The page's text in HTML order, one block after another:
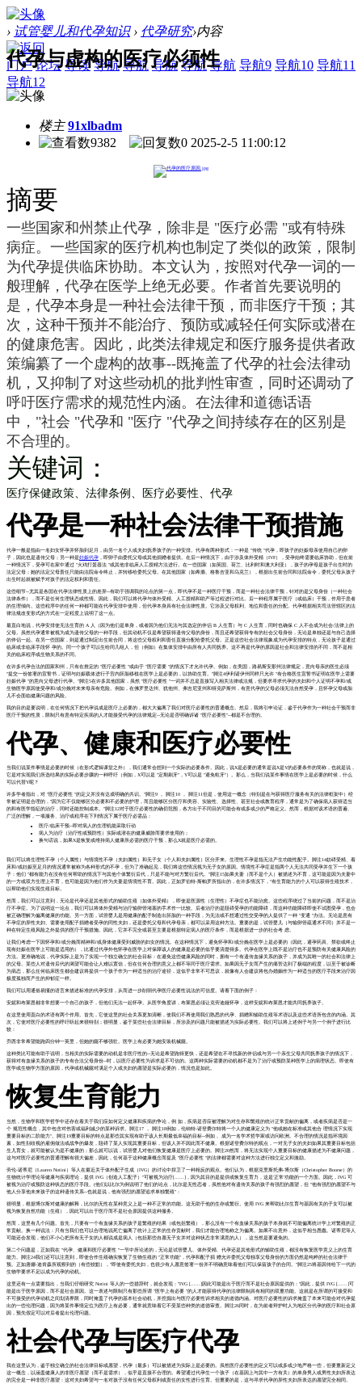
› 试管婴儿和代孕知识 › 代孕研究›内容
门户 论坛 导读 导航 导航 导航 导航 导航 导航9 导航10 导航11
导航12
代孕与虚构的医疗必须性
楼主 91xlbadm
9382
0 2025-2-5 11:00:12
摘要
一些国家和州禁止代孕，除非是 "医疗必需 "或有特殊
病症。一些国家的医疗机构也制定了类似的政策，限制
为代孕提供临床协助。本文认为，按照对代孕一词的一
般理解，代孕在医学上绝无必要。作者首先要说明的
是，代孕本身是一种社会法律干预，而非医疗干预；其
次，这种干预并不能治疗、预防或减轻任何实际或潜在
的健康危害。因此，此类法律规定和医疗服务提供者政
策编纂了一个虚构的故事--既掩盖了代孕的社会法律动
机，又抑制了对这些动机的批判性审查，同时还调动了
呼吁医疗需求的规范性内涵。在法律和道德话语
中，"社会 "代孕和 "医疗 "代孕之间持续存在的区别是
不合理的。
关键词：
医疗保健政策、 法律条例、 医疗必要性、 代孕
代孕是一种社会法律干预措施
代孕一般是指由一名妇女怀孕并怀胎到足月，由另一名个人或夫妇抚养孩子的一种安排。代孕有两种形式：一种是 "传统 "代孕，即孩子的妊娠母亲使用自己的卵
子，因此也是遗传父母；另一种是妊娠代孕 ，即卵子由委托父母或其他捐赠者提供。在后一种情况下，由于涉及体外受精（IVF），受孕始终需要临床协助，但在前
一种情况下，受孕可在家中通过 "火鸡打蛋器法 "或其他非临床人工授精方法进行。在一些国家（如英国、荷兰、比利时和澳大利亚），孩子的孕母是孩子出生时的
法定父母；她的法定父母责任只能由法院命令终止，并转移给委托父母。在其他国家（如希腊、格鲁吉亚和乌克兰），根据出生前合同和法院命令，委托父母从孩子
出生时起就被赋予对孩子的法定权利和责任。
这些细节--尤其是各国在代孕法律性质上的差异--有助于强调我的论点的第一点，即代孕不是一种医疗干预，而是一种社会法律干预，针对的是父母身份（一种社会
法律条件），而不是任何生理状态或性情。因此，我们可以将代孕与体外受精、人工授精和助产等过程进行对比。后一种程序属于医疗（或临床）干预，作用于患者
的生理倾向。这些程序中的任何一种都可能在代孕安排中使用，但代孕本身具有社会法律性质。它涉及父母权利、地位和责任的分配。代孕根据相关司法管辖区的法
律法规改变形式的方式在一定程度上说明了这一点。
最直白地说，代孕安排使无法生育的 A 人（因为他们是单身，或者因为他们无法与其选定的伴侣 B 人生育）与 C 人生育，同时也确保 C 人不会成为社会/法律上的
父母。虽然代孕通常被视为成为遗传父母的一种手段，但其动机不仅是希望获得遗传父母的身份，而且还希望获得专有的社会父母身份，无论是单独还是与自己选择
的伴侣一起。在另一些国家，则是通过制定出生前合同，将这些父母权利和责任直接分配给委托父母。正是这些社会法律现象成为代孕安排的特点，无论孩子是通过
临床或非临床手段怀 孕的。同一个孩子可以生给同几组人，但（例如）在集体安排中由所有人共同抚养。这不再是代孕的原因是社会和法律安排的不同，而不是相
关的临床程序或生物关系的不同。
在许多代孕合法的国家和州，只有在推定的 "医疗必要性 "或由于 "医疗需要 "的情况下才允许代孕。例如，在美国，路易斯安那州法律规定，意向母亲的医生必须
"提交一份签署的宣誓书，证明与妊娠载体进行子宫内胚胎移植在医学上是必要的，以协助生育。"脚注4伊利诺伊州同样只允许 "有合格医生宣誓书证明在医学上需要
妊娠代孕 "的意向父母进行代孕。"脚注5在许多其他国家，虽然 "医疗必要性 "一词并不总是直接写入相关法律或法规，但要求寻求代孕的夫妇和个人证明不孕和/或
生物医学原因使受孕和/或分娩对未来母亲有危险。例如，在佛罗里达州、犹他州、弗吉尼亚州和得克萨斯州，有意代孕的父母必须无法自然受孕，且怀孕父母或胎
儿不会面临健康问题的风险。
我的目的是要说明，在任何情况下把代孕说成是医疗上必要的，都大大偏离了我们对医疗必要性的普通概念。然后，我将引申论证，鉴于代孕作为一种社会干预而非
医疗干预的性质，限制只有患有特定疾病的人才能接受代孕的法律规定--无论是否明确诉诸 "医疗必要性"--都是不合理的。
代孕、健康和医疗必要性
当我们说某件事情是必要的时候（在形式逻辑课堂之外），我们通常会想到一个实际的必要条件。因此，说X是必要的通常是说X是Y的必要条件的简称，也就是说，
它是对实现我们所选结果的实际必要步骤的一种呼吁（例如，X可以是 "定期刷牙"，Y可以是 "避免蛀牙"）。那么，当我们说某件事情在医学上是必要的时候，什么
可以代替Y呢？
许多学者指出，对 "医疗必要性 "的定义并没有达成明确的共识。"脚注9 ， 脚注10 ， 脚注11但是，使用这一概念（特别是在与获得医疗服务有关的法律框架中）经
常被证明是合理的，"因为它不仅能够区分必要和不必要的护理，而且能够区分医疗和美容、实验性、选择性、甚至社会或教育程序，通常是为了确保病人获得适当
的和有医学指征的治疗，同时还能控制成本。"脚注12对于医疗必要性的确切范围，各方出于不同目的可能会有或多或少的严格定义。然而，根据对该术语的普遍、
广泛的理解，一项服务、治疗或程序在下列情况下属于医疗必需品：
医疗/临床干预--即对病人的生理机能采取行动
病人为治疗（治疗性或预防性）实际或潜在的健康威胁而要求使用的；
换句话说，如果X是恢复或维持病人健康所必需的医疗干预，那么X就是医疗必需的。
我们可以将生理性不孕（个人属性）与情境性不孕（夫妇属性）和无子女（个人和夫妇属性）区分开来。生理性不孕是指无法产生功能性配子。脚注14妨碍受精、着
床和/或妊娠至足月的情况通常被称为各种形式的不孕，但为了准确起见，我们将这些情况视为无子女的原因。情境性不孕症是指两个人无法共同受孕并生下一个孩
子：他们 "都有能力在没有任何帮助的情况下与其他个体繁衍后代，只是不能与对方繁衍后代。"脚注15如果夫妻（而不是个人）被描述为不育，这可能是因为夫妻中
的一方或双方生理上不育，也可能是因为他们作为夫妻是情境性不育。因此，正如罗伯特-斯帕罗所指出的，在许多情况下，"有生育能力的个人可以获得生殖技术，
以帮助他们实现生殖目标。
然而，我们可以注意到，无论是代孕还是其他形式的辅助生殖（如体外受精），即使是医源性（生理性）不孕症也不能治愈。这些程序绕过了当前的问题，而不是治
疗不孕症。为了说明这一论点，我们可以将体外受精与治疗输卵管堵塞的手术作一比较。后者治疗的是阻碍受孕的功能障碍，而这种功能障碍即使不试图受孕，也会
被正确理解为偏离健康的功能。另一方面，试管婴儿是用健康的配子制造出胚胎的一种手段，为无法或不想通过性交受孕的人提供了一种 "变通 "办法。无论是患有
不孕症的异性夫妇、需要使用配子捐赠者受孕的同性夫妇，还是委托父母和代孕母亲，都可以采用这种方法。重要的是，试管婴儿（与输卵管疏通术不同）并不是一
种在特定生殖风险之外提供的医疗干预措施。因此，它并不完全或甚至主要是根据特定病人的医疗条件，而是根据进一步的社会考 虑。
让我们考虑一下因怀孕和/或分娩而精神和/或身体健康受到威胁的妇女的情况。在这种情况下，避免怀孕和/或分娩在医学上是必要的（因此，避孕药具、禁欲或终止
现有妊娠在医学上可能是适用的），比通过代孕外包怀孕在医学上对保障该人的健康是必要的似乎要清楚得多。代孕在医学上既不是治疗也不是预防有关健康风险的
方法。更准确地说，代孕实际上是为了实现一个独立确立的社会目标：在避免这些健康风险的同时，拥有一个有遗传血缘关系的孩子，并成为其唯一的社会和法律上
的父母。某些人对遗传后代的渴望可能会让人难以置信，但在任何合理的意义上都不等同于医疗需求。如果因无子女而产生的痛苦达到了极端的程度，以至于被诊断
为病态，那么任何临床医生都会建议将提供一个孩子作为一种适当的治疗途径，这似乎非常不可思议，就像有人会建议将包办婚姻作为一种适当的医疗手段来治疗因
极度孤独而产生的抑郁症一样。
我们可以用通俗易懂的语言来描述标准的代孕安排，从而进一步削弱代孕医疗必要性说法的可信度。请看下面的例子：
安妮和布莱恩都非常想要一个自己的孩子，但他们无法一起怀孕。从医学角度讲，布莱恩必须让克劳迪娅怀孕，这样安妮和布莱恩才能共同抚养孩子。
在这里使用直白的术语有两个作用。首先，它使这里的社会关系更加清晰，使我们不再使用我们熟悉的代孕、捐赠和辅助生殖等术语以及这些术语所包含的内涵。其
次，它使对医疗必要性的呼吁听起来很特别；很明显，鉴于某些社会法律目标，所涉及的问题只能被描述为实际必要性。我们可以将上述例子与另一个例子进行比
较：
乔西非常希望能跑四分钟一英里，但她的腿不够强壮。医学上有必要为她安装机械腿。
这种类比可能有助于说明，当相关的实际需要的动机是非医疗性的--无论是希望跑得更快，还是希望在不寻找新的伴侣或与另一个亲生父母共同抚养孩子的情况下，
获得对有血缘关系的孩子的专有合法父母身份--时，以医疗必要性为诉求是不可信的。这两种实际需要的动机都不是为了治疗或预防某种医学上的病理状态。即使有
医学或生物学方面的原因，代孕或机械腿对满足个人或夫妇的愿望是实际必要的，情况也是如此。
恢复生育能力
当然，生物学和医学哲学中还存在着关于我们应如何定义健康和疾病的争论，例 如，疾病是否应被理解为对生存和繁殖的统计正常贡献的偏离，或者疾病是否是一
个 规范性概念，其中包含对伤害或福利减少的某种诉求。脚注17 ， 脚注18例如，伦纳特-诺登费尔特将一个人的健康定义为 "他或她在标准或其他合 理情况下实现
重要目标的二阶能力"。脚注19重要目标的特点是那些其实现有助于该人长期最低幸福的目标--例如， 成为一名学术哲学家或访问欧洲。不合理的情况是指环境因
素，如性别歧视的雇佣做法或战争的爆发，阻碍了某人实现其重要目标，但该人并不因此而不健康。根据诺登费尔特的观点，一对无子女的夫妇如果其重要目标包括
生儿育女，就可能被认为是不健康的；那么就可以说，试管婴儿对他们恢复健康是医疗上必要的。脚注20然而，将无法实现个人重要目标的健康描述为不健康问题，
这与对医疗必要性的普通理解有很大偏差，因此，任何基于这种健康概念而提及 "医疗必要性 "的法律都需要对这种方法进行独立定义和激励。
劳伦-诺蒂尼（Lauren Notini）等人在最近关于体外配子生成（IVG）的讨论中捍卫了一种相反的观点。他们认为，根据克里斯托弗-博尔斯（Christopher Boorse）的
生物统计学理论等健康与疾病理论，提供 IVG（创造人工配子）"可被视为治疗[......]，因为其目的是提供或恢复生育力，这是'正常'功能的一个方面。因此，IVG 可
被视为治疗或预防这种状态的医疗手段。(他们以比尔为例说明了他们的论点，比尔是无性恋者，虽然他对有遗传关系的孩子有强烈的愿望，但 "他有强烈的愿望不与
他人分享他未来孩子的这种遗传关系--也就是说，他有强烈的愿望追求单独繁殖"：
很明显，根据博尔斯对健康的解释，比尔的无性在某种意义上是一种不正常的功能。这无助于他的生存或繁衍。使用 IVG 来帮助比尔生育与基因有关的子女可以被
视为恢复自然功能（生殖），因此可以出于医疗而不是社会原因提供这种服务。
然而，这里有几个问题。首先，只要有一个有血缘关系的孩子是繁殖的结果（或包括繁殖），那么没有一个有血缘关系的孩子本身就不可能偏离统计学上对繁殖的正
常贡献。换一种说法：只有当我们也可以合理地说死亡偏离了统计上正常的生存贡献时，我们才能合理地称之为偏离。如果不出意外，这似乎相当愚蠢。诺蒂尼等人
可能还会发现，他们不小心把所有无子女的人都说成是病人（包括那些自愿无子女并对这种状态非常满意的人），这当然是要避免的。
第二个问题是，正如我在 "代孕、健康和医疗必要性 "一节中所论述的，无论是试管婴儿、体外受精、代孕还是其他形式的辅助生殖，都没有恢复医学意义上的生育
能力。脚注24我们还可以注意到，即使合作生殖确实恢复了生物生殖的 "正常功能"，代孕和配子捐 赠允许委托父母独享父母身份的方面仍然是纯粹的社会法律干
预。正如唐娜-迪肯森所观察到的（有些狡黠），"即使有委托夫妇，也很少有人愿意签署一份并不明确意味着他们可以保留孩子的合同。"脚注25将基因传给下一代的
生物学要求不足以成为代孕的动机。
这里还有一点需要指出，当我们仔细研究 Notini 等人的一些措辞时，就会发现："IVG [......]因此可能是出于医疗而不是社会原因提供的："因此，提供 IVG [......]可
能是出于医学原因，而不是社会原因。这一表述与限制只有那些所谓 "医学上有必要 "的人才能获得代孕的法律限制具有相同的双重功能。这就是在所谓的可接受和
不可接受的代孕动机之间划清界限，同时掩盖了代孕的基本社会动机，并挖掘出与医疗必要性诉求相关的道德内涵。对医疗必要性的诉求掩盖了本来可能会对代孕提
出的一些伦理问题，因为将某件事情定位为医疗上有必要，通常就意味着它不受某些种类的道德审查。脚注26同时，在为前者辩护时人为地区分代孕的医疗和社会原
因，预先假定可以对后者提出伦理问题。
社会代孕与医疗代孕
我在这里认为，鉴于独立确立的社会法律目标或愿望，代孕（最多）可以被描述为实际上是必要的。虽然医疗必要性的定义可以或多或少地严格一些，但要重新定义
这一概念，以涵盖健康人的非医疗愿望（而不是需求），似乎是直接不合理的。希望通过代孕生一个孩子（在基因上与其中一方有关）的单身男人或男性夫妇所表达
的完全是一种非医疗愿望：这对夫妇希望与一名对孩子没有任何父母权利或责任的女性进行生育。但重要的是，这与寻求代孕的异性夫妇所表达的愿望完全相同。